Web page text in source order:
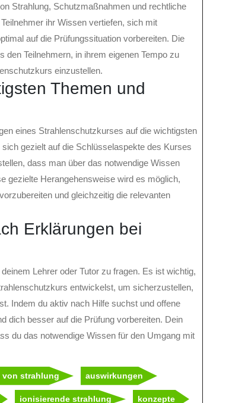
Strahlung, Schutzmaßnahmen und rechtliche
ihr Wissen vertiefen, sich mit
auf die Prüfungssituation vorbereiten. Die
Teilnehmern, in ihrem eigenen Tempo zu
einzustellen.
Themen und
eines Strahlenschutzkurses auf die wichtigsten
gezielt auf die Schlüsselaspekte des Kurses
dass man über das notwendige Wissen
gezielte Herangehensweise wird es möglich,
und gleichzeitig die relevanten
Erklärungen bei
Lehrer oder Tutor zu fragen. Es ist wichtig,
entwickelst, um sicherzustellen,
Indem du aktiv nach Hilfe suchst und offene
dich besser auf die Prüfung vorbereiten. Dein
du das notwendige Wissen für den Umgang mit
von strahlung auswirkungen
ionisierende strahlung konzepte